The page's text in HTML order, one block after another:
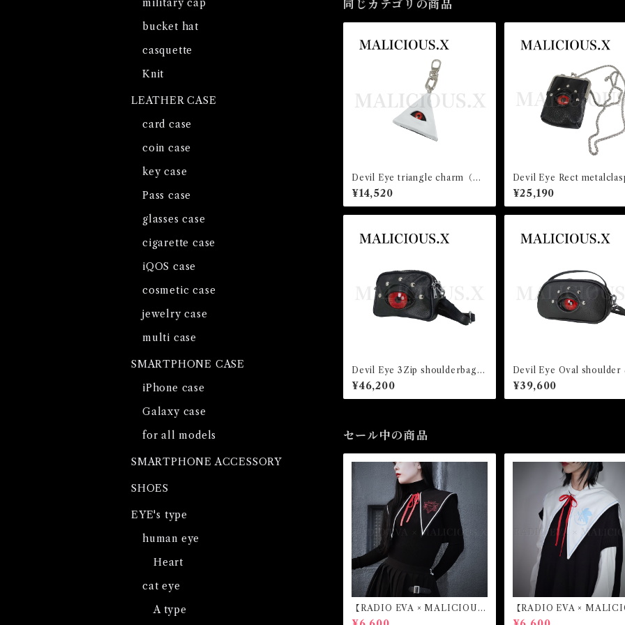
同じカテゴリの商品
Devil Eye triangle charm（W
hite) /Red
¥14,520
Devil Eye Rect
uch chain strap (Black)/
¥25,190
Devil Eye 3Zip shoulderbag/R
ed
¥46,200
Devil Eye Oval shoulder
ndbag /Red
¥39,600
セール中の商品
【RADIO EVA × MALICIOUS.
X】Sailor collar （第4の使徒）
【RADIO EVA ×
X】Sailor collar （綾波レ
military cap
bucket hat
casquette
Knit
LEATHER CASE
card case
coin case
key case
Pass case
glasses case
cigarette case
iQOS case
cosmetic case
jewelry case
multi case
SMARTPHONE CASE
iPhone case
Galaxy case
for all models
SMARTPHONE ACCESSORY
SHOES
EYE's type
human eye
Heart
cat eye
A type